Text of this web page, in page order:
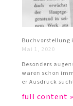
Buchvorstellung
Mai 1, 2020
Besonders
waren schon
er Ausdruck
full content »